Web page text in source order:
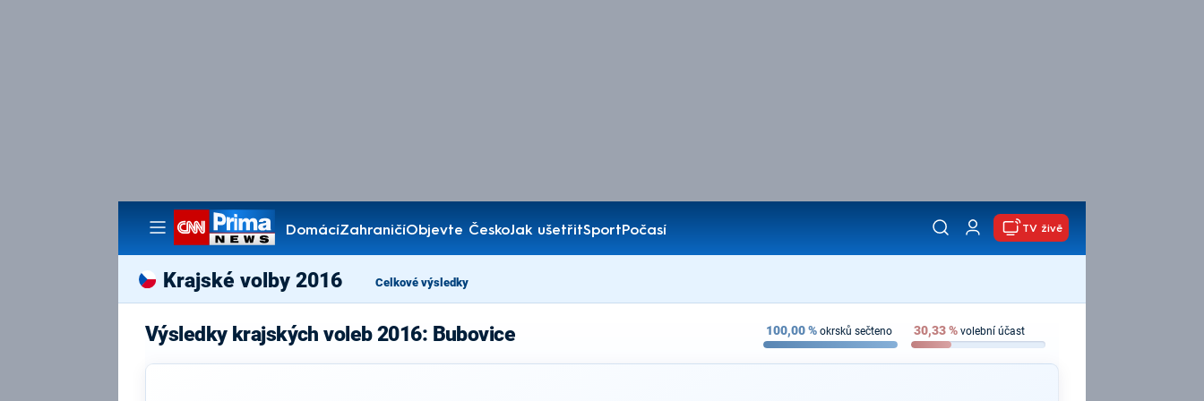
DomácíZahraničíObjevte ČeskoJak ušetřitSportPočasí
Pořady
TV živě
Krajské volby 2016 Celkové výsledky
Výsledky krajských voleb 2016: Bubovice 100,00% okrsků sečteno 30,33% volební účast